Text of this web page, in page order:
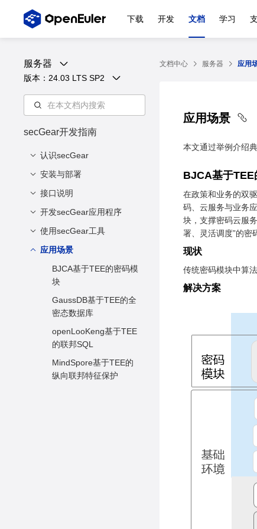
下载 开发 文档 学习
服务器
版本： 24.03 LTS SP2
secGear开发指南
认识secGear
概述
架构介绍
关键特性
缩略语
安装与部署
ARM环境
X86环境
接口说明
cc_enclave_create
cc_enclave_destroy
cc_malloc_shared_me
cc_free_shared_memo
cc_enclave_generate_r
cc_enclave_seal_data
cc_enclave_unseal_dat
a
开发secGear应用程序
下载样例
目录结构说明
准备工作
开发步骤
编译运行
使用secGear工具
代码生成工具
codegener
签名工具 sign_tool
应用场景
BJCA基于TEE的密码模
块
GaussDB基于TEE的全
密态数据库
openLooKeng基于TEE
的联邦SQL
MindSpore基于TEE的
纵向联邦特征保护
文档中心 服务器 应用
应用场景
本文通过举例介绍
BJCA基于TEE
在政策和业务的双
码、云服务与业务
块，支撑密码云服
署、灵活调度”的密
现状
传统密码模块中算
解决方案